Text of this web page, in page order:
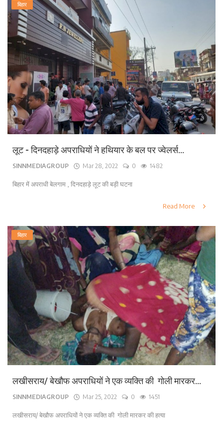
बिहार
लूट - दिनदहाड़े अपराधियों ने हथियार के बल पर ज्वेलर्स...
SINNMEDIAGROUP Mar 28, 2022 0 1482
बिहार में अपराधी बेलगाम , दिनदहाड़े लूट की बड़ी घटना
Read More
बिहार
लखीसराय/ बेखौफ अपराधियों ने एक व्यक्ति की गोली मारकर...
SINNMEDIAGROUP Mar 25, 2022 0 1451
लखीसराय/ बेखौफ अपराधियों ने एक व्यक्ति की गोली मारकर की हत्या